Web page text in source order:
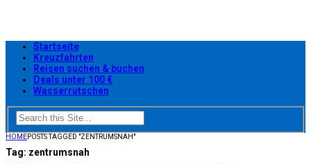
Startseite
Kreuzfahrten
Reisen suchen & buchen
Deals unter 100 €
Wasserrutschen
HOMEPOSTS TAGGED "ZENTRUMSNAH"
Tag: zentrumsnah